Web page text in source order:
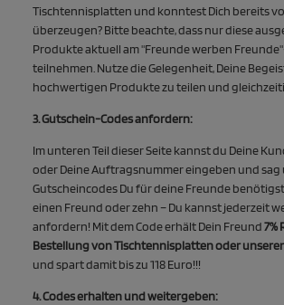
Tischtennisplatten und konntest Dich bereits
überzeugen? Bitte beachte, dass nur diese
Produkte aktuell am "Freunde werben
teilnehmen. Nutze die Gelegenheit, Deine
hochwertigen Produkte zu teilen und
3. Gutschein-Codes anfordern:
Im unteren Teil dieser Seite kannst du Deine
oder Deine Auftragsnummer eingeben und sag
Gutscheincodes Du für deine Freunde
einen Freund oder zehn – Du kannst jederzeit
anfordern! Mit dem Code erhält Dein Freund7%
Bestellung von Tischtennisplatten oder
und spart damit bis zu 118 Euro!!!
4. Codes erhalten und weitergeben: